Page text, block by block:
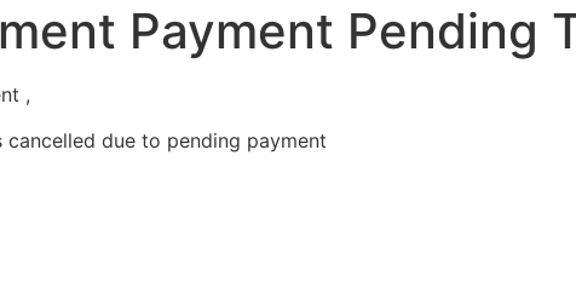
Payment Pending
,
due to pending payment